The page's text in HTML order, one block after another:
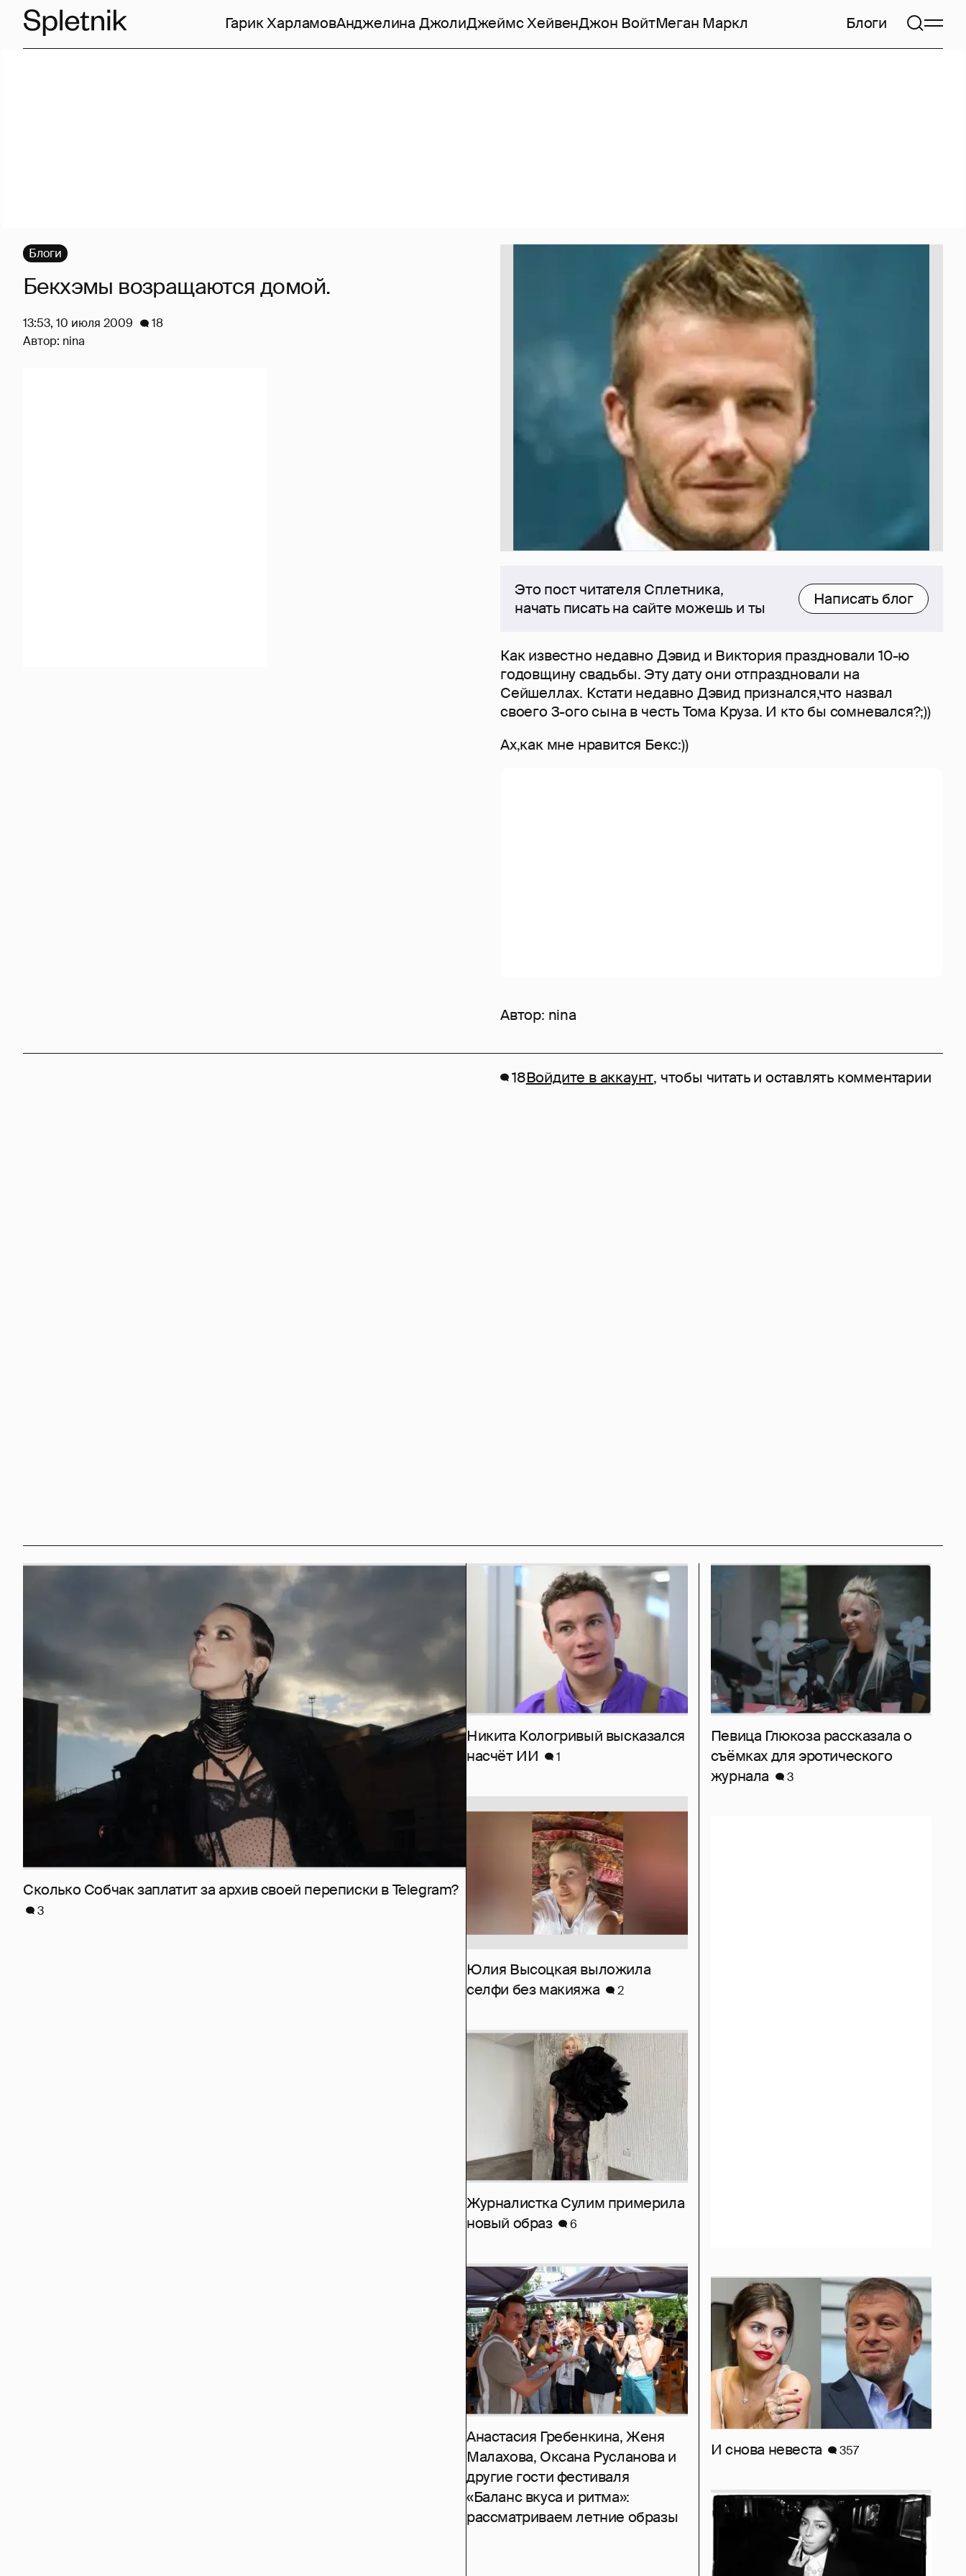
Гарик ХарламовАнджелина ДжолиДжеймс ХейвенДжон ВойтМеган Маркл Блоги
Это пост читателя Сплетника,
начать писать на сайте можешь и ты
Написать блог
Как известно недавно Дэвид и Виктория праздновали 10-ю
годовщину свадьбы. Эту дату они отпраздновали на
Сейшеллах. Кстати недавно Дэвид признался,что назвал
своего 3-ого сына в честь Тома Круза. И кто бы сомневался?;))
Ах,как мне нравится Бекс:))
Автор: nina
Блоги
Бекхэмы возращаются домой.
13:53, 10 июля 2009
18
Автор: nina
18Войдите в аккаунт, чтобы читать и оставлять комментарии
Сколько Собчак заплатит за архив своей перeписки в Telegram?
3
Никита Кологривый высказался
насчёт ИИ
1
Певица Глюкоза рассказала о
съёмках для эротического
журнала
3
Юлия Высоцкая выложила
селфи без макияжа
2
Журналистка Сулим примерила
новый образ
6
И снова невеста 357
Анастасия Гребенкина, Женя
Малахова, Оксана Русланова и
другие гости фестиваля
«Баланс вкуса и ритма»:
рассматриваем летние образы